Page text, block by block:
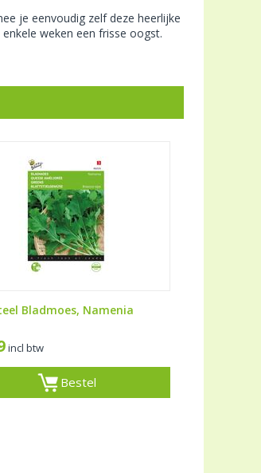
je eenvoudig zelf deze heerlijke
weken een frisse oogst.
Bladmoes, Namenia
incl btw
Bestel